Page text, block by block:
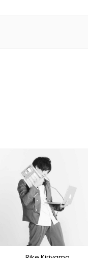
TOPLINER
PRODUCER
LYRICIST
SINGER
DOMESTICS
DOMESTICS
(提携)